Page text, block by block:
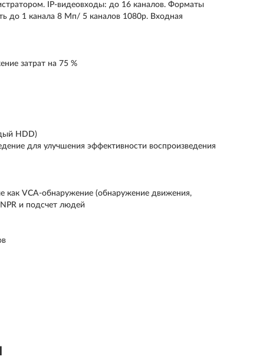
IP-видеовходы: до 16 каналов. Форматы
до 1 канала 8 Мп/ 5 каналов 1080p. Входная
затрат на 75 %
HDD)
для улучшения эффективности воспроизведения
как VCA-обнаружение (обнаружение движения,
и подсчет людей